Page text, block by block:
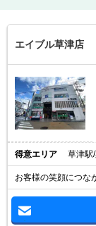
エイブル草津店
得意エリア 草津駅
お客様の笑顔につな